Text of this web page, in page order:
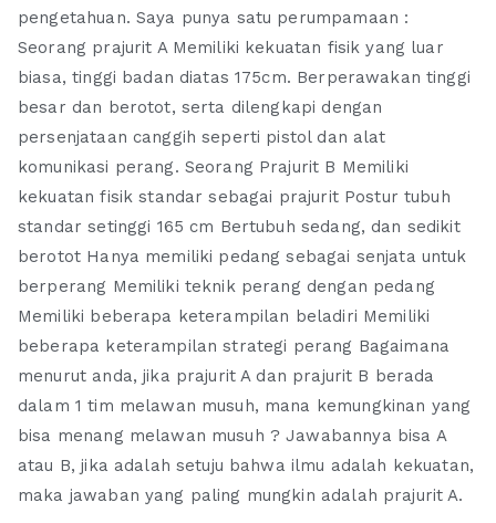
pengetahuan. Saya punya satu perumpamaan :
Seorang prajurit A Memiliki kekuatan fisik yang luar
biasa, tinggi badan diatas 175cm. Berperawakan tinggi
besar dan berotot, serta dilengkapi dengan
persenjataan canggih seperti pistol dan alat
komunikasi perang. Seorang Prajurit B Memiliki
kekuatan fisik standar sebagai prajurit Postur tubuh
standar setinggi 165 cm Bertubuh sedang, dan sedikit
berotot Hanya memiliki pedang sebagai senjata untuk
berperang Memiliki teknik perang dengan pedang
Memiliki beberapa keterampilan beladiri Memiliki
beberapa keterampilan strategi perang Bagaimana
menurut anda, jika prajurit A dan prajurit B berada
dalam 1 tim melawan musuh, mana kemungkinan yang
bisa menang melawan musuh ? Jawabannya bisa A
atau B, jika adalah setuju bahwa ilmu adalah kekuatan,
maka jawaban yang paling mungkin adalah prajurit A.